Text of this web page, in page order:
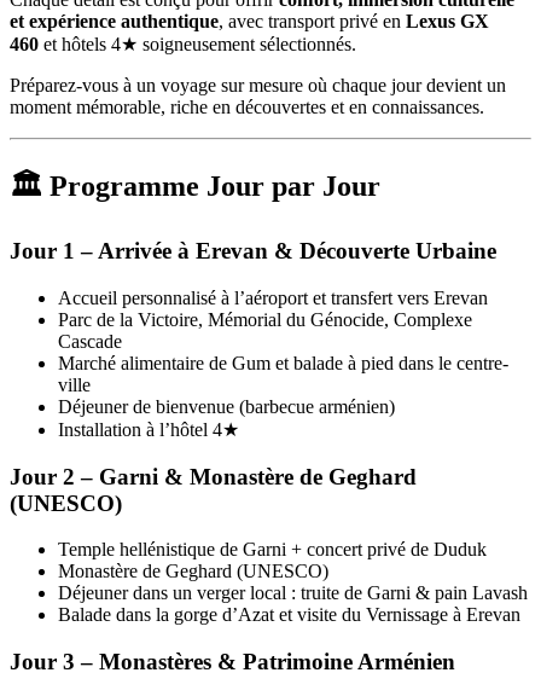
et expérience authentique, avec transport privé en Lexus GX
460 et hôtels 4★ soigneusement sélectionnés.
Préparez-vous à un voyage sur mesure où chaque jour devient un
moment mémorable, riche en découvertes et en connaissances.
🏛 Programme Jour par Jour
Jour 1 – Arrivée à Erevan & Découverte Urbaine
Accueil personnalisé à l’aéroport et transfert vers Erevan
Parc de la Victoire, Mémorial du Génocide, Complexe
Cascade
Marché alimentaire de Gum et balade à pied dans le centre-
ville
Déjeuner de bienvenue (barbecue arménien)
Installation à l’hôtel 4★
Jour 2 – Garni & Monastère de Geghard
(UNESCO)
Temple hellénistique de Garni + concert privé de Duduk
Monastère de Geghard (UNESCO)
Déjeuner dans un verger local : truite de Garni & pain Lavash
Balade dans la gorge d’Azat et visite du Vernissage à Erevan
Jour 3 – Monastères & Patrimoine Arménien